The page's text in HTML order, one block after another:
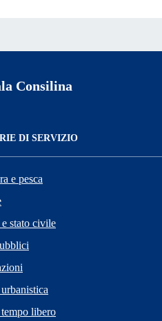
Consilina
DI SERVIZIO
e pesca
stato civile
libero